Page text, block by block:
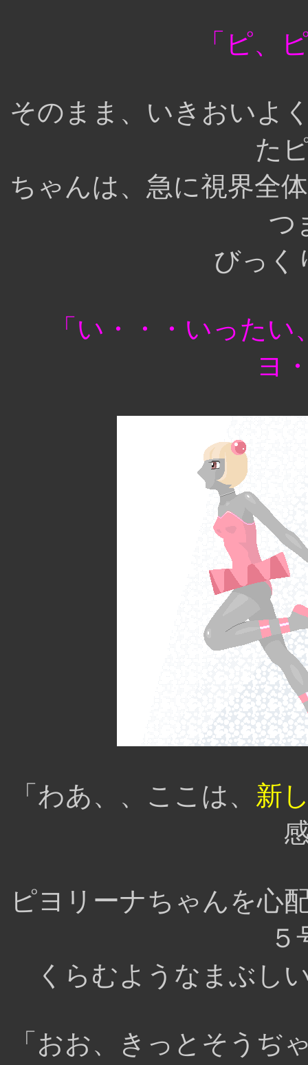
「ピ、
そのまま、いきおいよ
た
ちゃんは、急に視界全
つ
びっく
「い・・・いった
ヨ
「わあ、、ここは、 新
ピヨリーナちゃんを心
５
くらむようなまぶし
「おお、きっとそうぢ